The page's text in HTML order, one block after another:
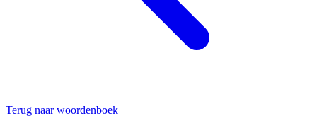
Terug naar woordenboek